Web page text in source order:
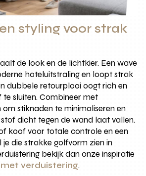
styling voor strak
de look en de lichtkier. Een wave
hoteluitstraling en loopt strak
dubbele retourplooi oogt rich en
sluiten. Combineer met
stiknaden te minimaliseren en
stof dicht tegen de wand laat vallen.
koof voor totale controle en een
je die strakke golfvorm zien in
bekijk dan onze inspiratie
verduistering.